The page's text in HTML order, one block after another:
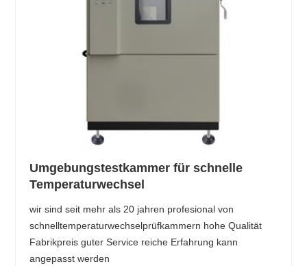
Umgebungstestkammer für schnelle
Temperaturwechsel
wir sind seit mehr als 20 jahren profesional von
schnelltemperaturwechselprüfkammern hohe Qualität
Fabrikpreis guter Service reiche Erfahrung kann
angepasst werden